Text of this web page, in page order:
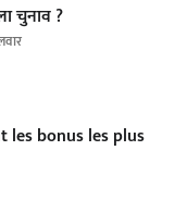
चुनाव ?
les bonus les plus